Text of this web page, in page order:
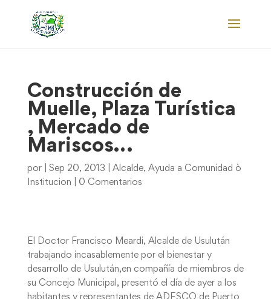
Construcción de
Muelle, Plaza Turística
, Mercado de
Mariscos…
por Sep 20, 2013 Alcalde, Ayuda a Comunidad ò
Institucion
0 Comentarios
El Doctor Francisco Meardi, Alcalde de Usulután
trabajando incasablemente por el bienestar y
desarrollo de Usulután,en compañía de miembros de
su Concejo Municipal, presentó el día de ayer a los
habitantes y representantes de ADESCO de Puerto